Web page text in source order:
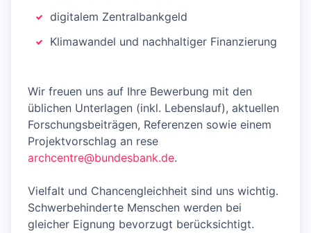
digitalem Zentralbankgeld
Klimawandel und nachhaltiger Finanzierung
Wir freuen uns auf Ihre Bewerbung mit den
üblichen Unterlagen (inkl. Lebenslauf), aktuellen
Forschungsbeiträgen, Referenzen sowie einem
Projektvorschlag an rese
archcentre@bundesbank.de.
Vielfalt und Chancengleichheit sind uns wichtig.
Schwerbehinderte Menschen werden bei
gleicher Eignung bevorzugt berücksichtigt.